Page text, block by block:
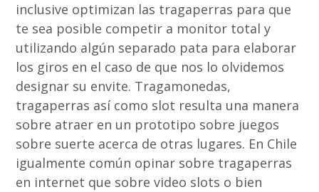
inclusive optimizan las tragaperras para que
te sea posible competir a monitor total y
utilizando algún separado pata para elaborar
los giros en el caso de que nos lo olvidemos
designar su envite. Tragamonedas,
tragaperras así­ como slot resulta una manera
sobre atraer en un prototipo sobre juegos
sobre suerte acerca de otras lugares. En Chile
igualmente común opinar sobre tragaperras
en internet que sobre video slots o bien